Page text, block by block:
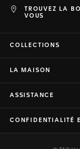
TROUVEZ LA
VOUS
COLLECTIONS
LA MAISON
ASSISTANCE
CONFIDENTIALITÉ